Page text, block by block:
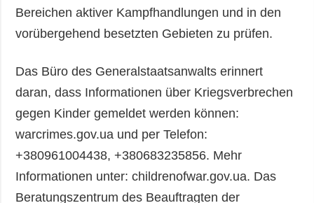
Bereichen aktiver Kampfhandlungen und in den
vorübergehend besetzten Gebieten zu prüfen.
Das Büro des Generalstaatsanwalts erinnert
daran, dass Informationen über Kriegsverbrechen
gegen Kinder gemeldet werden können:
warcrimes.gov.ua und per Telefon:
+380961004438, +380683235856. Mehr
Informationen unter: childrenofwar.gov.ua. Das
Beratungszentrum des Beauftragten der